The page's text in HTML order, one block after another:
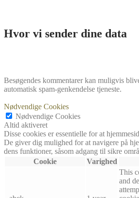
Hvor vi sender dine data
Besøgendes kommentarer kan muligvis
automatisk spam-genkendelse tjeneste.
Nødvendige Cookies
Nødvendige Cookies
Altid aktiveret
Disse cookies er essentielle for at
De giver dig mulighed for at navigere på
dens funktioner, såsom adgang til sikre
Cookie
Varighed
This
and